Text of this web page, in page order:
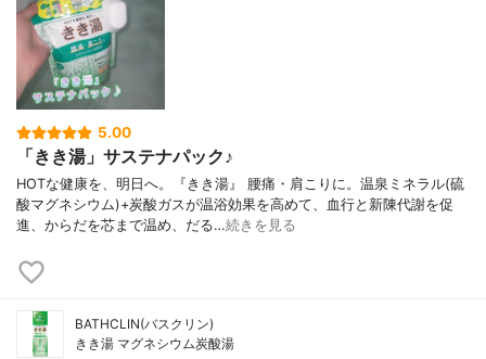
5.00
「きき湯」サステナパック♪
HOTな健康を、明日へ。『きき湯』 腰痛・肩こりに。温泉ミネラル(硫
酸マグネシウム)+炭酸ガスが温浴効果を高めて、血行と新陳代謝を促
進、からだを芯まで温め、だる…続きを見る
BATHCLIN(バスクリン)
きき湯 マグネシウム炭酸湯